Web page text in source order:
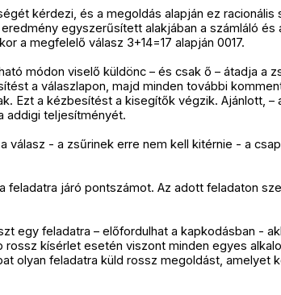
kérdezi, és a megoldás alapján ez racionális
egyszerűsített alakjában a számláló
a megfelelő válasz 3+14=17 alapján 0017.
módon viselő küldönc – és csak ő – átadja a
a válaszlapon, majd minden további
Ezt a kézbesítést a kisegítők végzik. Ajánlott, –
addigi teljesítményét.
válasz - a zsűrinek erre nem kell kitérnie - a
feladatra járó pontszámot. Az adott feladaton
egy feladatra – előfordulhat a kapkodásban -
kísérlet esetén viszont minden egyes
olyan feladatra küld rossz megoldást, amelyet